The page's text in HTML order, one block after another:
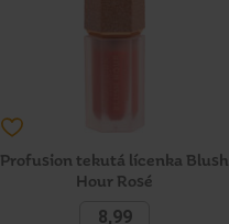
Profusion tekutá lícenka Blush
Hour Rosé
8,99